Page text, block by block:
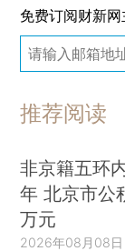
免费订阅财新
推荐阅读
非京籍五环
年 北京市公
万元
2026年08月08日